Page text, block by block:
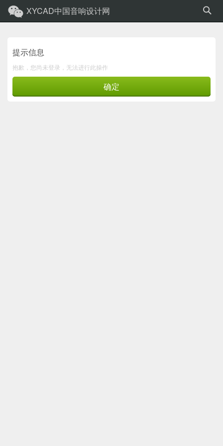
XYCAD中国音响设计网
提示信息
抱歉，您尚未登录，无法进行此操作
确定